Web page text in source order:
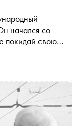
начался со
покидай свою
и арабской
о лихих страницах
гид